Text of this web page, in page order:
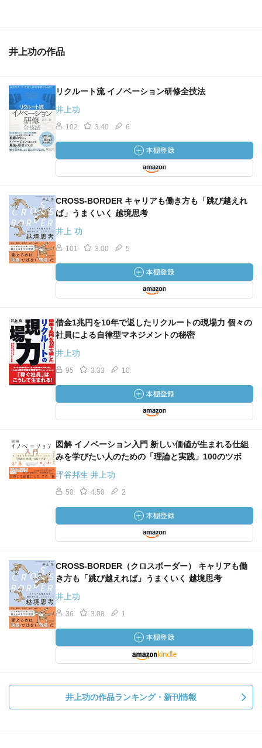
井上功の作品
リクルート流 イノベーション研修全技法
井上功
102 3.40 6
CROSS-BORDER キャリアも働き方も「跳び越えれ
ば」うまくいく 越境思考
井上 功
101 3.00 5
借金1兆円を10年で返したリクルートの現場力 個々の
社員による自律型マネジメントの秘密
井上功
95 3.33 10
図解 イノベーション入門 新しい価値が生まれる仕組
みを学びたい人のための「理論と実践」100のツボ
坪谷邦生 井上功
50 4.50 2
CROSS-BORDER（クロスボーダー） キャリアも働
き方も「跳び越えれば」うまくいく 越境思考
井上功
36 3.08 1
井上功の作品ランキング・新刊情報